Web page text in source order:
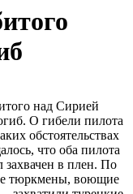
над Сирией
О гибели пилота
обстоятельствах
что оба пилота
захвачен в плен. По
тюркмены, воющие